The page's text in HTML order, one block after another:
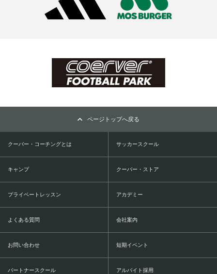
ページトップへ戻る
クーバー・コーチングとは サッカースクール
キャンプ クーバー・ストア
プライベートレッスン アカデミー
よくある質問 会社案内
お問い合わせ 短期イベント
パートナースクール アルバイト採用